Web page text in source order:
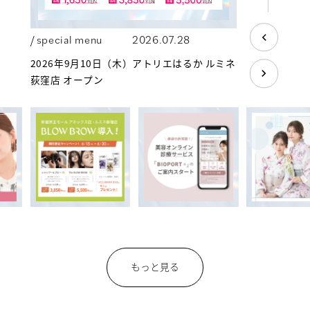
/ special menu
2026.07.28
2026年9月10日（木）アトリエはるか ルミネ
荻窪店 オープン
もっと見る